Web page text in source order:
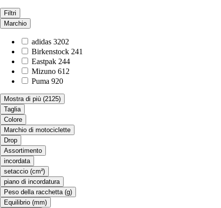
Filtri
Marchio
adidas 3202
Birkenstock 241
Eastpak 244
Mizuno 612
Puma 920
Mostra di più (2125)
Taglia
Colore
Marchio di motociclette
Drop
Assortimento
incordata
setaccio (cm²)
piano di incordatura
Peso della racchetta (g)
Equilibrio (mm)